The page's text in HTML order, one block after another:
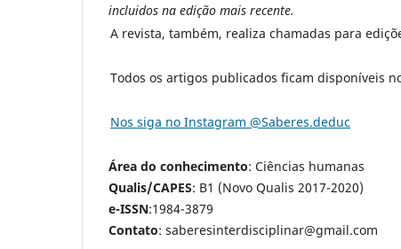
incluidos na edição mais recente.
A revista, também, realiza chamadas para
Todos os artigos publicados ficam disponíveis
Nos siga no Instagram @Saberes.deduc
Área do conhecimento: Ciências humanas
Qualis/CAPES: B1 (Novo Qualis 2017-2020)
e-ISSN:1984-3879
Contato: saberesinterdisciplinar@gmail.com